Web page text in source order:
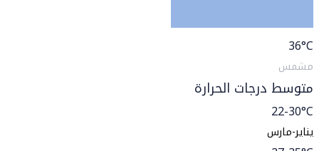
36°C
مشمس
متوسط درجات الحرارة
22-30°C
يناير-مارس